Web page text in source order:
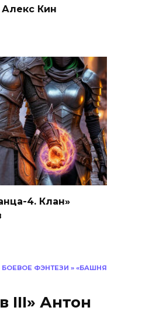
БОЕВОЕ ФЭНТЕЗИ » «БАШНЯ
III» Антон
Алекс Кин
4. Клан»